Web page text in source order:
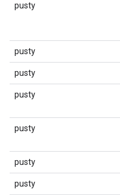
pusty
pusty
pusty
pusty
pusty
pusty
pusty